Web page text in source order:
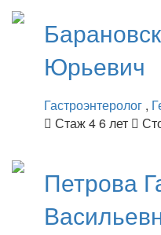
Юрьевич
Гастроэнтеролог ,
Стаж 4 6 лет
Петрова